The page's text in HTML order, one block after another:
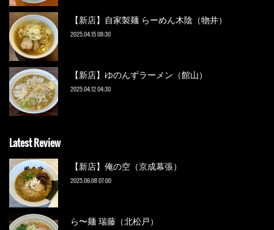
【新店】自家製麺 らーめん木陰（物井）
2025.04.15 08:30
【新店】ゆのんずラーメン（館山）
2025.04.12 04:30
Latest Review
【新店】俺の空（京成幕張）
2025.06.08 07:00
ら〜麺 瑞藤（北松戸）